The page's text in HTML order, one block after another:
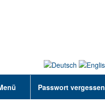
Passwort vergessen